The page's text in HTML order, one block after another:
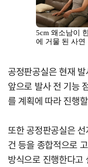
공정판공실은 현재
앞으로 발사 전 기능
를 계획에 따라 진행
또한 공정판공실은
건 등을 종합적으로
방식으로 진행한다고